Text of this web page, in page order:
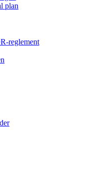
plan
reglement